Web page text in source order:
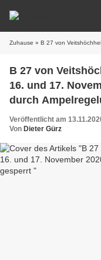
Zuhause » B 27 von Veitshöchheim bis
B 27 von
16. und 17.
durch
Veröffentlicht am
Von Dieter Gürz